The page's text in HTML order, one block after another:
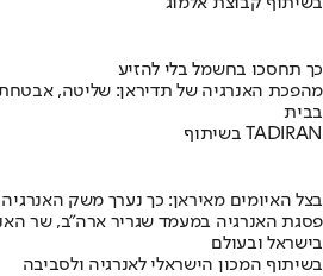
כך תחסכו בחשמל בלי להזיע
מהפכת האנרגיה של תדיראן: שליטה, אבטחת
בבית
בשיתוף TADIRAN
בצל האיומים מאיראן: כך נערך משק
פסגת האנרגיה במעמד שגריר ארה"ב, שר
בישראל ובעולם
בשיתוף המכון הישראלי לאנרגיה ולסביבה